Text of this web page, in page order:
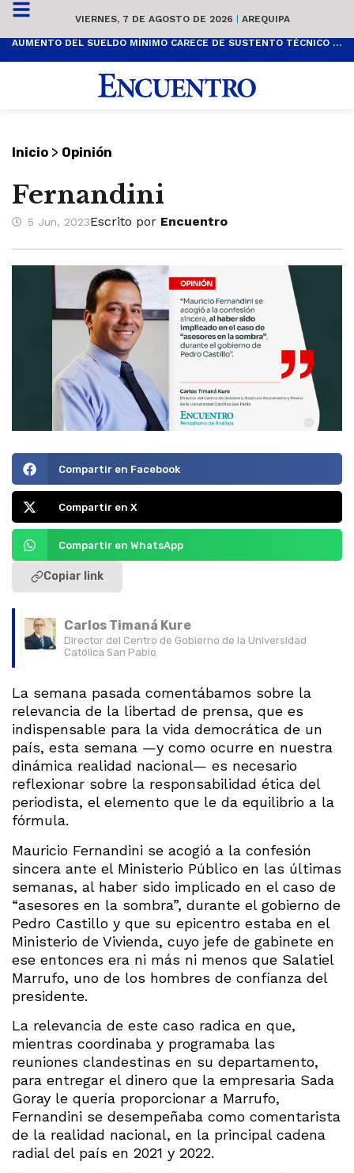
VIERNES, 7 DE AGOSTO DE 2026 | AREQUIPA
AUMENTO DEL SUELDO MÍNIMO CARECE DE SUSTENTO TÉCNICO Y ES POPULISTA
Inicio > Opinión
Fernandini
5 Jun, 2023Escrito por Encuentro
Compartir en Facebook
Compartir en X
Compartir en WhatsApp
Copiar link
Carlos Timaná Kure
Director del Centro de Gobierno de la Universidad
Católica San Pablo
La semana pasada comentábamos sobre la
relevancia de la libertad de prensa, que es
indispensable para la vida democrática de un
país, esta semana —y como ocurre en nuestra
dinámica realidad nacional— es necesario
reflexionar sobre la responsabilidad ética del
periodista, el elemento que le da equilibrio a la
fórmula.
Mauricio Fernandini se acogió a la confesión
sincera ante el Ministerio Público en las últimas
semanas, al haber sido implicado en el caso de
“asesores en la sombra”, durante el gobierno de
Pedro Castillo y que su epicentro estaba en el
Ministerio de Vivienda, cuyo jefe de gabinete en
ese entonces era ni más ni menos que Salatiel
Marrufo, uno de los hombres de confianza del
presidente.
La relevancia de este caso radica en que,
mientras coordinaba y programaba las
reuniones clandestinas en su departamento,
para entregar el dinero que la empresaria Sada
Goray le quería proporcionar a Marrufo,
Fernandini se desempeñaba como comentarista
de la realidad nacional, en la principal cadena
radial del país en 2021 y 2022.